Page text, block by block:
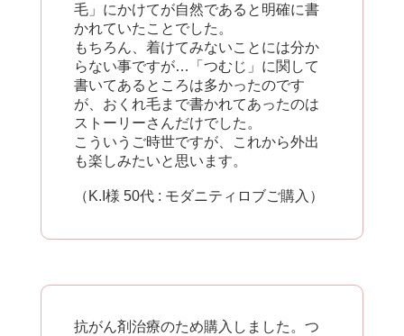
毛」にかけてが自然であると明確に書
かれていたことでした。
もちろん、着けてみないことには分か
らない事ですが…「つむじ」に関して
書いてあるところは多かったのです
が、おくれ毛まで書かれてあったのは
ストーリーさんだけでした。
こういうご時世ですが、これから外出
も楽しみたいと思います。
（K.I様 50代 : モダニティロブご購入）
抗がん剤治療のため購入しました。つ